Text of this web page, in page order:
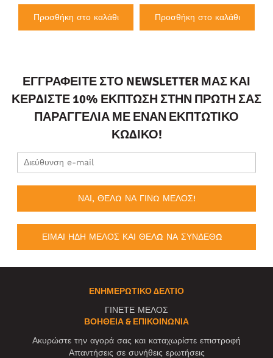
Προσθήκη στο καλάθι Προσθήκη στο καλάθι
ΕΓΓΡΑΦΕΊΤΕ ΣΤΟ NEWSLETTER ΜΑΣ ΚΑΙ
ΚΕΡΔΊΣΤΕ 10% ΈΚΠΤΩΣΗ ΣΤΗΝ ΠΡΏΤΗ ΣΑΣ
ΠΑΡΑΓΓΕΛΊΑ ΜΕ ΈΝΑΝ ΕΚΠΤΩΤΙΚΌ
ΚΩΔΙΚΌ!
ΝΑΙ, ΘΕΛΩ ΝΑ ΓΙΝΩ ΜΕΛΟΣ!
ΕΙΜΑΙ ΗΔΗ ΜΕΛΟΣ ΚΑΙ ΘΕΛΩ ΝΑ ΣΥΝΔΕΘΩ
ΕΝΗΜΕΡΩΤΙΚΌ ΔΕΛΤΊΟ
ΓΙΝΕΤΕ ΜΕΛΟΣ
ΒΟΉΘΕΙΑ & ΕΠΙΚΟΙΝΩΝΊΑ
Ακυρώστε την αγορά σας και καταχωρίστε επιστροφή
Απαντήσεις σε συνήθεις ερωτήσεις